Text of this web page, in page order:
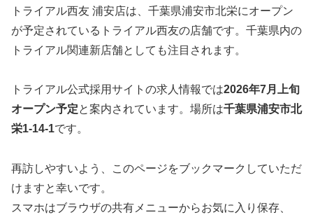
トライアル西友 浦安店は、千葉県浦安市北栄にオープン
が予定されているトライアル西友の店舗です。千葉県内の
トライアル関連新店舗としても注目されます。
トライアル公式採用サイトの求人情報では2026年7月上旬
オープン予定と案内されています。場所は千葉県浦安市北
栄1-14-1です。
再訪しやすいよう、このページをブックマークしていただ
けますと幸いです。
スマホはブラウザの共有メニューからお気に入り保存、